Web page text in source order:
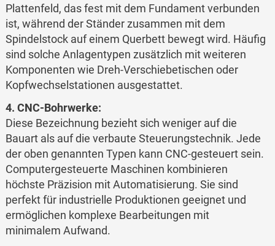
Plattenfeld, das fest mit dem Fundament verbunden
ist, während der Ständer zusammen mit dem
Spindelstock auf einem Querbett bewegt wird. Häufig
sind solche Anlagentypen zusätzlich mit weiteren
Komponenten wie Dreh-Verschiebetischen oder
Kopfwechselstationen ausgestattet.
4. CNC-Bohrwerke:
Diese Bezeichnung bezieht sich weniger auf die
Bauart als auf die verbaute Steuerungstechnik. Jede
der oben genannten Typen kann CNC-gesteuert sein.
Computergesteuerte Maschinen kombinieren
höchste Präzision mit Automatisierung. Sie sind
perfekt für industrielle Produktionen geeignet und
ermöglichen komplexe Bearbeitungen mit
minimalem Aufwand.